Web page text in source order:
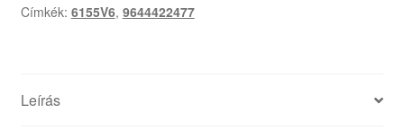
Címkék: 6155V6, 9644422477
Leírás